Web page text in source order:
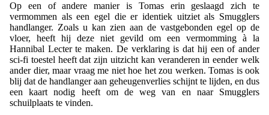
Op een of andere manier is Tomas erin geslaagd zich te
vermommen als een egel die er identiek uitziet als Smugglers
handlanger. Zoals u kan zien aan de vastgebonden egel op de
vloer, heeft hij deze niet gevild om een vermomming à la
Hannibal Lecter te maken. De verklaring is dat hij een of ander
sci-fi toestel heeft dat zijn uitzicht kan veranderen in eender welk
ander dier, maar vraag me niet hoe het zou werken. Tomas is ook
blij dat de handlanger aan geheugenverlies schijnt te lijden, en dus
een kaart nodig heeft om de weg van en naar Smugglers
schuilplaats te vinden.